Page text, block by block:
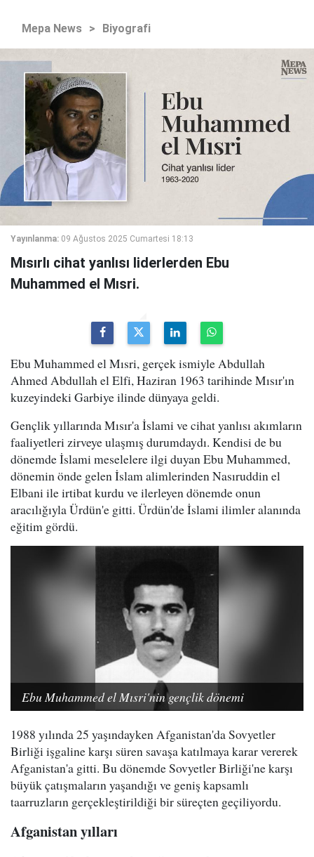
Mepa News > Biyografi
Yayınlanma: 09 Ağustos 2025 Cumartesi 18:13
Mısırlı cihat yanlısı liderlerden Ebu
Muhammed el Mısri.
Ebu Muhammed el Mısri, gerçek ismiyle Abdullah
Ahmed Abdullah el Elfi, Haziran 1963 tarihinde Mısır'ın
kuzeyindeki Garbiye ilinde dünyaya geldi.
Gençlik yıllarında Mısır'a İslami ve cihat yanlısı akımların
faaliyetleri zirveye ulaşmış durumdaydı. Kendisi de bu
dönemde İslami meselelere ilgi duyan Ebu Muhammed,
dönemin önde gelen İslam alimlerinden Nasıruddin el
Elbani ile irtibat kurdu ve ilerleyen dönemde onun
aracılığıyla Ürdün'e gitti. Ürdün'de İslami ilimler alanında
eğitim gördü.
Ebu Muhammed el Mısri'nin gençlik dönemi
1988 yılında 25 yaşındayken Afganistan'da Sovyetler
Birliği işgaline karşı süren savaşa katılmaya karar vererek
Afganistan'a gitti. Bu dönemde Sovyetler Birliği'ne karşı
büyük çatışmaların yaşandığı ve geniş kapsamlı
taarruzların gerçekleştirildiği bir süreçten geçiliyordu.
Afganistan yılları